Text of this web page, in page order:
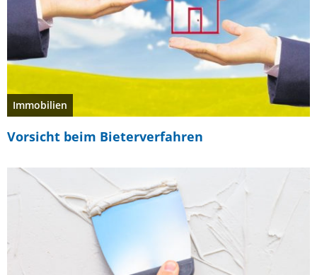
Immobilien
Vorsicht beim Bieterverfahren